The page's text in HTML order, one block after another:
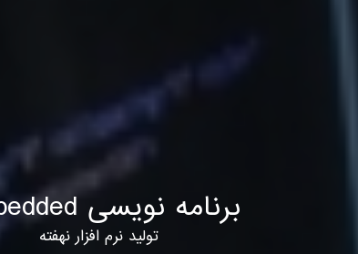
برنامه نویسی Embedded
تولید نرم افزار نهفته